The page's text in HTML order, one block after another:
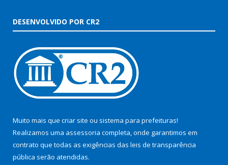
DESENVOLVIDO POR CR2
Muito mais que criar site ou sistema para prefeituras!
Realizamos uma assessoria completa, onde garantimos em
contrato que todas as exigências das leis de transparência
pública serão atendidas.